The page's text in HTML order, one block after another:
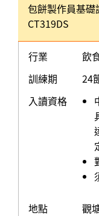
包餅製作員基礎
CT319DS
行業
飲
訓練期
24
入讀資格
地點 觀